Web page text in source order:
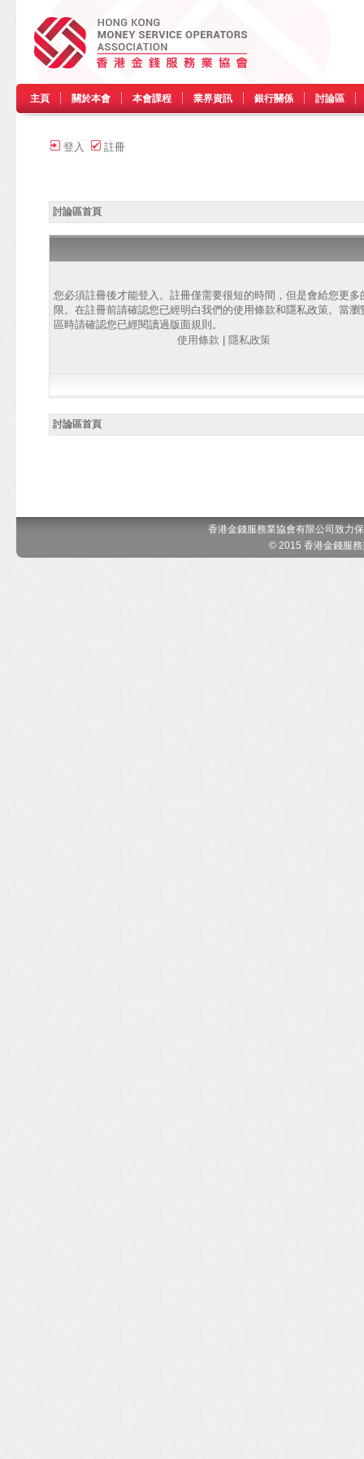
主頁 關於本會 本會課程 業界資訊 銀行關係 討論區
登入 註冊
討論區首頁
您必須註冊後才能登入。註冊僅需要很短的時間，但是會給您更多
限。在註冊前請確認您已經明白我們的使用條款和隱私政策。當瀏
區時請確認您已經閱讀過版面規則。
使用條款
隱私政策
討論區首頁
香港金錢服務業協會有限公司致力
© 2015 香港金錢服